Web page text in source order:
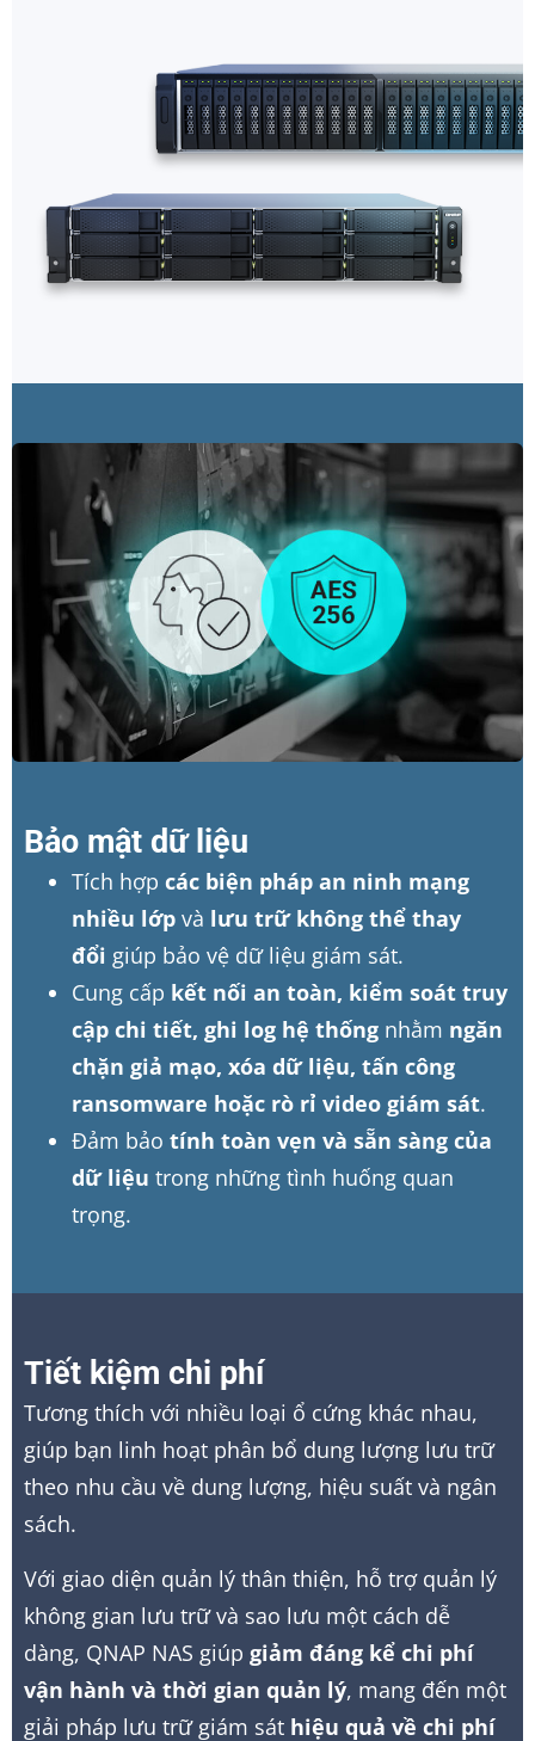
Bảo mật dữ liệu
Tích hợp các biện pháp an ninh mạng
nhiều lớp và lưu trữ không thể thay
đổi giúp bảo vệ dữ liệu giám sát.
Cung cấp kết nối an toàn, kiểm soát truy
cập chi tiết, ghi log hệ thống nhằm ngăn
chặn giả mạo, xóa dữ liệu, tấn công
ransomware hoặc rò rỉ video giám sát.
Đảm bảo tính toàn vẹn và sẵn sàng của
dữ liệu trong những tình huống quan
trọng.
Tiết kiệm chi phí
Tương thích với nhiều loại ổ cứng khác nhau,
giúp bạn linh hoạt phân bổ dung lượng lưu trữ
theo nhu cầu về dung lượng, hiệu suất và ngân
sách.
Với giao diện quản lý thân thiện, hỗ trợ quản lý
không gian lưu trữ và sao lưu một cách dễ
dàng, QNAP NAS giúp giảm đáng kể chi phí
vận hành và thời gian quản lý, mang đến một
giải pháp lưu trữ giám sát hiệu quả về chi phí